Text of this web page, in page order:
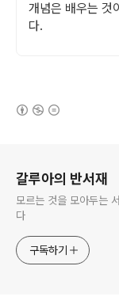
개념은 배우는 것
다.
갈루아의 반서재
모르는 것을 모아두는
다
구독하기